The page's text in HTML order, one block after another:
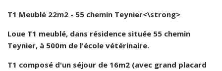
T1 Meublé 22m2 - 55 chemin Teynier<\strong>
Loue T1 meublé, dans résidence située 55 chemin
Teynier, à 500m de l'école vétérinaire.
T1 composé d'un séjour de 16m2 (avec grand placard